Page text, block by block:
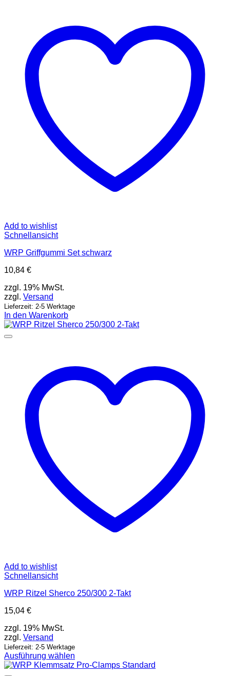
Add to wishlist
Schnellansicht
WRP Griffgummi Set schwarz
10,84 €
zzgl. 19% MwSt.
zzgl. Versand
Lieferzeit: 2-5 Werktage
In den Warenkorb
Add to wishlist
Schnellansicht
WRP Ritzel Sherco 250/300 2-Takt
15,04 €
zzgl. 19% MwSt.
zzgl. Versand
Lieferzeit: 2-5 Werktage
Ausführung wählen
Dieses
Produkt